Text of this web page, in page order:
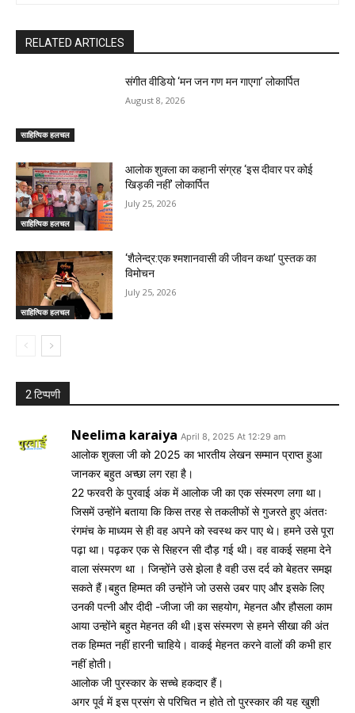
RELATED ARTICLES
साहित्यिक हलचल
संगीत वीडियो ‘मन जन गण मन गाएगा’ लोकार्पित
August 8, 2026
साहित्यिक हलचल
आलोक शुक्ला का कहानी संग्रह ‘इस दीवार पर कोई
खिड़की नहीं’ लोकार्पित
July 25, 2026
साहित्यिक हलचल
‘शैलेन्द्र:एक श्मशानवासी की जीवन कथा’ पुस्तक का
विमोचन
July 25, 2026
2 टिप्पणी
Neelima karaiya April 8, 2025 At 12:29 am
आलोक शुक्ला जी को 2025 का भारतीय लेखन सम्मान प्राप्त हुआ
जानकर बहुत अच्छा लग रहा है।
22 फरवरी के पुरवाई अंक में आलोक जी का एक संस्मरण लगा था।
जिसमें उन्होंने बताया कि किस तरह से तकलीफों से गुजरते हुए अंततः
रंगमंच के माध्यम से ही वह अपने को स्वस्थ कर पाए थे। हमने उसे पूरा
पढ़ा था। पढ़कर एक से सिहरन सी दौड़ गई थी। वह वाकई सहमा देने
वाला संस्मरण था । जिन्होंने उसे झेला है वही उस दर्द को बेहतर समझ
सकते हैं।बहुत हिम्मत की उन्होंने जो उससे उबर पाए और इसके लिए
उनकी पत्नी और दीदी -जीजा जी का सहयोग, मेहनत और हौसला काम
आया उन्होंने बहुत मेहनत की थी।इस संस्मरण से हमने सीखा की अंत
तक हिम्मत नहीं हारनी चाहिये। वाकई मेहनत करने वालों की कभी हार
नहीं होती।
आलोक जी पुरस्कार के सच्चे हकदार हैं।
अगर पूर्व में इस प्रसंग से परिचित न होते तो पुरस्कार की यह खुशी